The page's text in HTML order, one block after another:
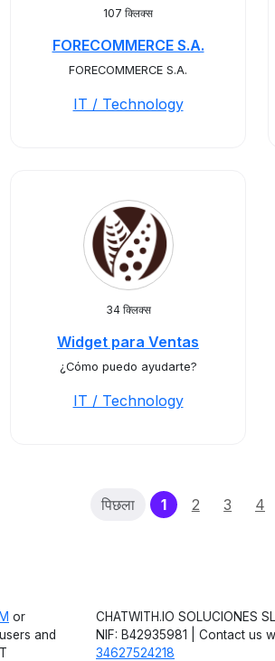
107 क्लिक्स
FORECOMMERCE S.A.
FORECOMMERCE S.A.
IT / Technology
34 क्लिक्स
Widget para Ventas
¿Cómo puedo ayudarte?
IT / Technology
पिछला 1(current)
2 3 4
or
and
CHATWITH.IO SOLUCIONES
NIF: B42935981 | Contact us
34627524218